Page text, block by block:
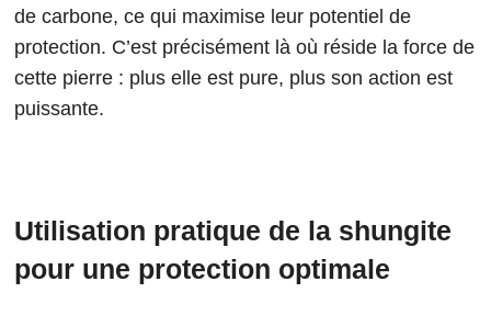
de carbone, ce qui maximise leur potentiel de
protection. C’est précisément là où réside la force de
cette pierre : plus elle est pure, plus son action est
puissante.
Utilisation pratique de la shungite
pour une protection optimale